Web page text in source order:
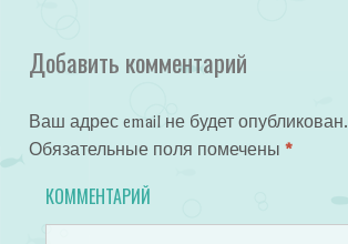
Добавить комментарий
Ваш адрес email не будет опубликован.
Обязательные поля помечены *
КОММЕНТАРИЙ